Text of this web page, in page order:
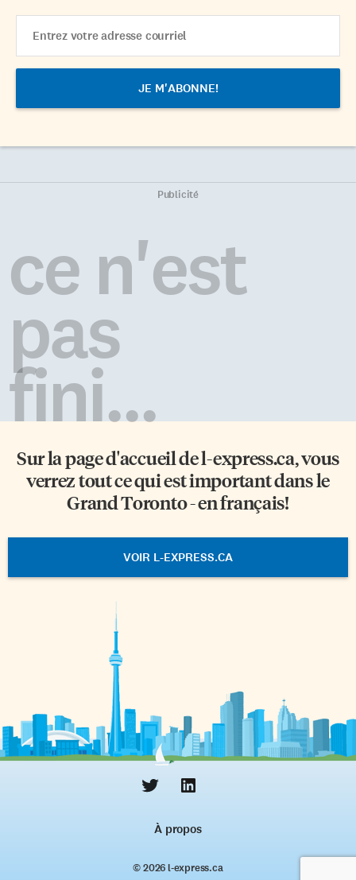
Address
Publicité
ce n'est
pas
fini...
Sur la page d'accueil del-express.ca, vous
verrez tout ce qui est important dans le
Grand Toronto - en français!
VOIR L-EXPRESS.CA
À propos
© 2026 l‑express.ca